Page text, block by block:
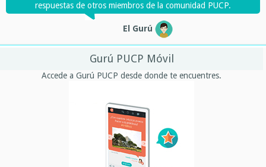
respuestas de otros miembros de la comunidad PUCP.
El Gurú
Gurú PUCP Móvil
Accede a Gurú PUCP desde donde te encuentres.